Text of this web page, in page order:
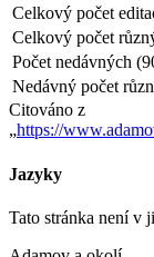
Celkový počet
Celkový počet
Počet nedávných
Nedávný počet
Citováno z
„https://
Jazyky
Tato stránka není v